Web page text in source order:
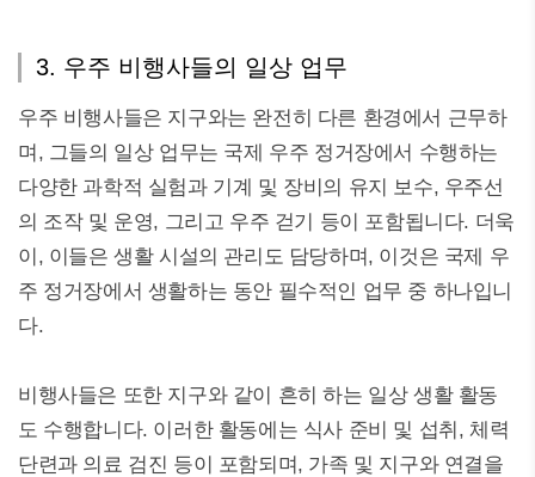
3. 우주 비행사들의 일상 업무
우주 비행사들은 지구와는 완전히 다른 환경에서 근무하
며, 그들의 일상 업무는 국제 우주 정거장에서 수행하는
다양한 과학적 실험과 기계 및 장비의 유지 보수, 우주선
의 조작 및 운영, 그리고 우주 걷기 등이 포함됩니다. 더욱
이, 이들은 생활 시설의 관리도 담당하며, 이것은 국제 우
주 정거장에서 생활하는 동안 필수적인 업무 중 하나입니
다.
비행사들은 또한 지구와 같이 흔히 하는 일상 생활 활동
도 수행합니다. 이러한 활동에는 식사 준비 및 섭취, 체력
단련과 의료 검진 등이 포함되며, 가족 및 지구와 연결을